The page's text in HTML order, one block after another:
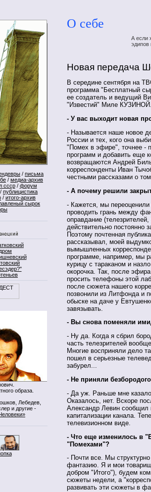
/ письма
/ медиа-архив
ссср/ форум
/ публицистика
/ итого-архив
сырок
образа.
Лебедев,
и другие -
О себе
А если
эдипов
Новая передача
В середине сентября на
программа "Бесплатный
ее создатель и ведущий
"Известий" Миле КУЗИНОЙ.
- У вас выходит новая
- Называется наше новое
России и тех, кого она
"Помех в эфире", точнее -
программ и добавить еще
возвращаются Андрей
корреспонденты Иван
честными рассказами о
- А почему решили
- Кажется, мы переоценили
проводить грань между
оправдание
действительно постоянно
Поэтому почтенная
рассказывал, моей
вымышленных
программе, например, мы
курицу с тараканом и
окорочка. Так, после
просить телефоны этой
после сюжета нашего
позвонили из Литфонда и
обыске на даче у
завязывать.
- Вы снова поменяли
- Ну да. Когда я сбрил
часть телезрителей
Многие восприняли дело
пошел в серьезные
забурел...
- Не приняли
- Да уж. Раньше мне
Оказалось, нет. Вскоре
Александр Левин сообщил
капитализации канала.
телевизионном виде.
- Что еще изменилось в
"Помехами"?
- Почти все. Мы
фантазию. Я и мои
добром "Итого"), будем
сюжеты недели, а
развивать эти сюжеты в